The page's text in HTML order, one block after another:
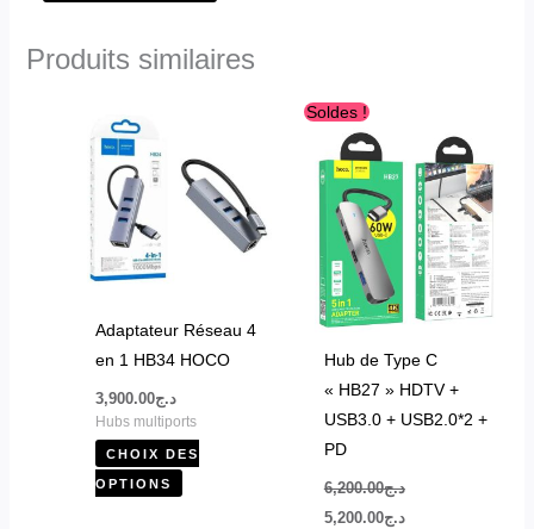
Produits similaires
Adaptateur Réseau 4
en 1 HB34 HOCO
د.ج3,900.00
Hubs multiports
CHOIX DES
OPTIONS
a
plusieurs
variations.
peuvent
être
la
page
du
Soldes !
Hub de Type C
« HB27 » HDTV +
USB3.0 + USB2.0*2 +
PD
د.ج6,200.00
Le
prix
initial
était :
د.ج5,200.00
actuel
est :
د.ج5,200.00.